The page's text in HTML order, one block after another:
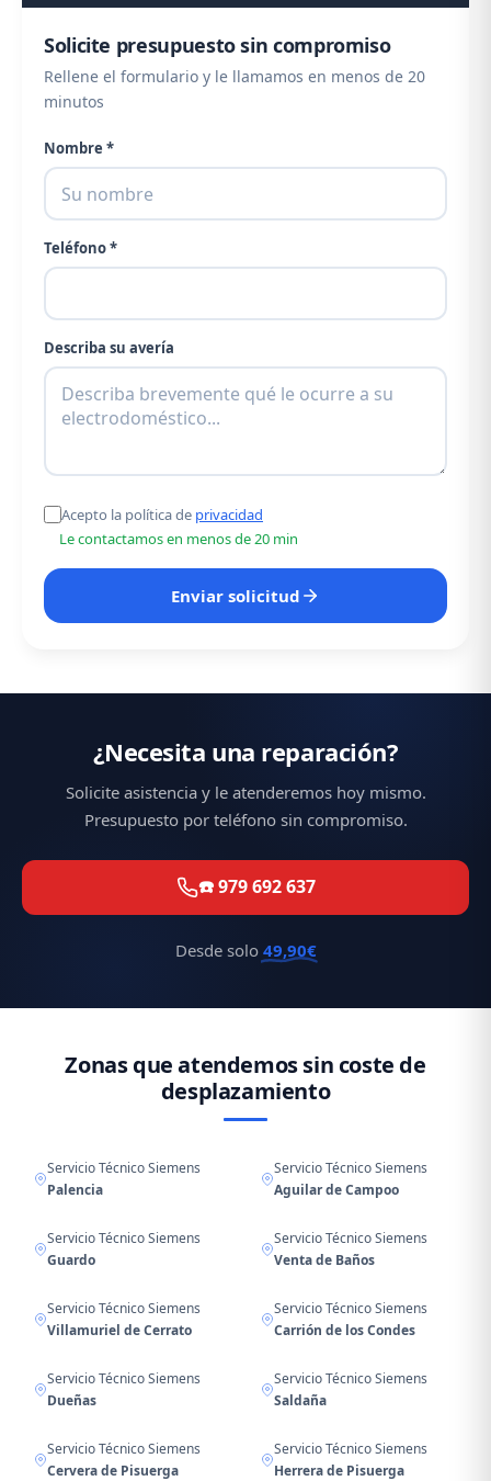
Solicite presupuesto sin compromiso
Rellene el formulario y le llamamos en menos de 20
minutos
Nombre *
Teléfono *
Describa su avería
Acepto la política de privacidad
Le contactamos en menos de 20 min
Enviar solicitud
¿Necesita una reparación?
Solicite asistencia y le atenderemos hoy mismo.
Presupuesto por teléfono sin compromiso.
☎️ 979 692 637
Desde solo 49,90€
Zonas que atendemos sin coste de
desplazamiento
Servicio Técnico Siemens
Palencia
Servicio Técnico Siemens
Aguilar de Campoo
Servicio Técnico Siemens
Guardo
Servicio Técnico Siemens
Venta de Baños
Servicio Técnico Siemens
Villamuriel de Cerrato
Servicio Técnico Siemens
Carrión de los Condes
Servicio Técnico Siemens
Dueñas
Servicio Técnico Siemens
Saldaña
Servicio Técnico Siemens
Cervera de Pisuerga
Servicio Técnico Siemens
Herrera de Pisuerga